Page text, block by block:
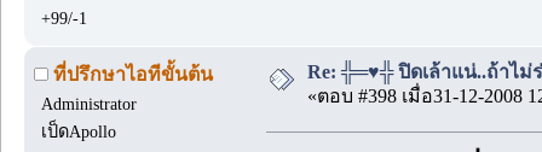
+99/-1
ที่ปรึกษาไอทีขั้นต้น
Administrator
เป็ดApollo
Re: ╬═♥╬ ปิดเล้าแน่..ถ้าไ
«ตอบ #398 เมื่อ31-12-2008